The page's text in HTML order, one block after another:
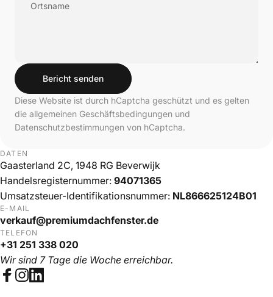
Ortsname
Bericht
Bericht senden
Bericht senden
Diese Website ist durch hCaptcha geschützt und es gelten
die allgemeinen Geschäftsbedingungen und
Datenschutzbestimmungen von hCaptcha.
DATEN
Gaasterland 2C, 1948 RG Beverwijk
Handelsregisternummer: 94071365
Umsatzsteuer-Identifikationsnummer: NL866625124B01
E-MAIL
verkauf@premiumdachfenster.de
TELEFON
+31 251 338 020
Wir sind 7 Tage die Woche erreichbar.